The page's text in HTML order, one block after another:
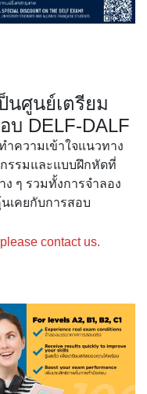
นศูนย์เตรียม
DELF-DALF
ำความเข้าใจแนวทาง
รรมและแบบฝึกหัดที่
ๆ รวมทั้งการจำลอง
เคยกับการสอบ
contact us.